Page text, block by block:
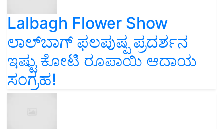
Lalbagh Flower Show
ಲಾಲ್‌ಬಾಗ್ ಫಲಪುಷ್ಪ ಪ್ರದರ್ಶನ
ಇಷ್ಟು ಕೋಟಿ ರೂಪಾಯಿ ಆದಾಯ
ಸಂಗ್ರಹ!